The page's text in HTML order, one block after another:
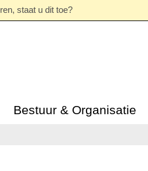
staat u dit toe?
Bestuur & Organisatie